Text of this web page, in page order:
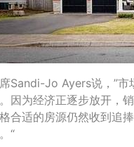
Sandi-Jo Ayers说，”
因为经济正逐步放开，
合适的房源仍然收到追
“